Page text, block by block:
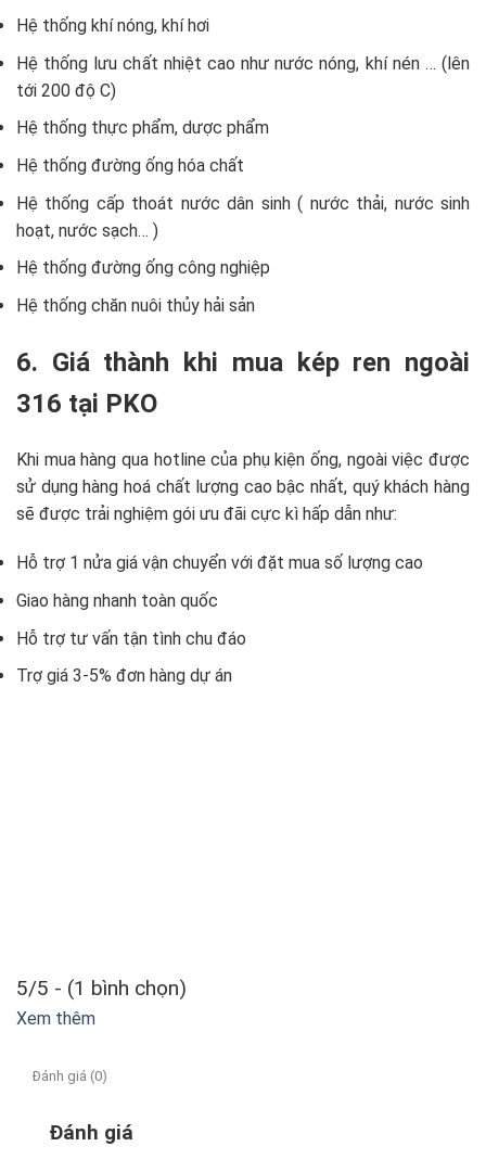
Hệ thống khí nóng, khí hơi
Hệ thống lưu chất nhiệt cao như nước nóng, khí nén … (lên
tới 200 độ C)
Hệ thống thực phẩm, dược phẩm
Hệ thống đường ống hóa chất
Hệ thống cấp thoát nước dân sinh ( nước thải, nước sinh
hoạt, nước sạch… )
Hệ thống đường ống công nghiệp
Hệ thống chăn nuôi thủy hải sản
6. Giá thành khi mua kép ren ngoài
316 tại PKO
Khi mua hàng qua hotline của phụ kiện ống, ngoài việc được
sử dụng hàng hoá chất lượng cao bậc nhất, quý khách hàng
sẽ được trải nghiệm gói ưu đãi cực kì hấp dẫn như:
Hỗ trợ 1 nửa giá vận chuyển với đặt mua số lượng cao
Giao hàng nhanh toàn quốc
Hỗ trợ tư vấn tận tình chu đáo
Trợ giá 3-5% đơn hàng dự án
5/5 - (1 bình chọn)
Xem thêm
Đánh giá (0)
Đánh giá